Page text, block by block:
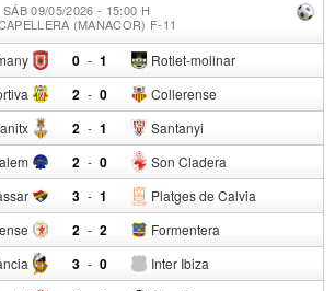
SÁB 09/05/2026 - 15:00 H
(MANACOR) F-11
0 - Rotlet-molinar
1
2 - Collerense
0
2 - Santanyi
1
2 - Son Cladera
0
3 - Platges de Calvia
1
2 - Formentera
2
3 - Inter Ibiza
0